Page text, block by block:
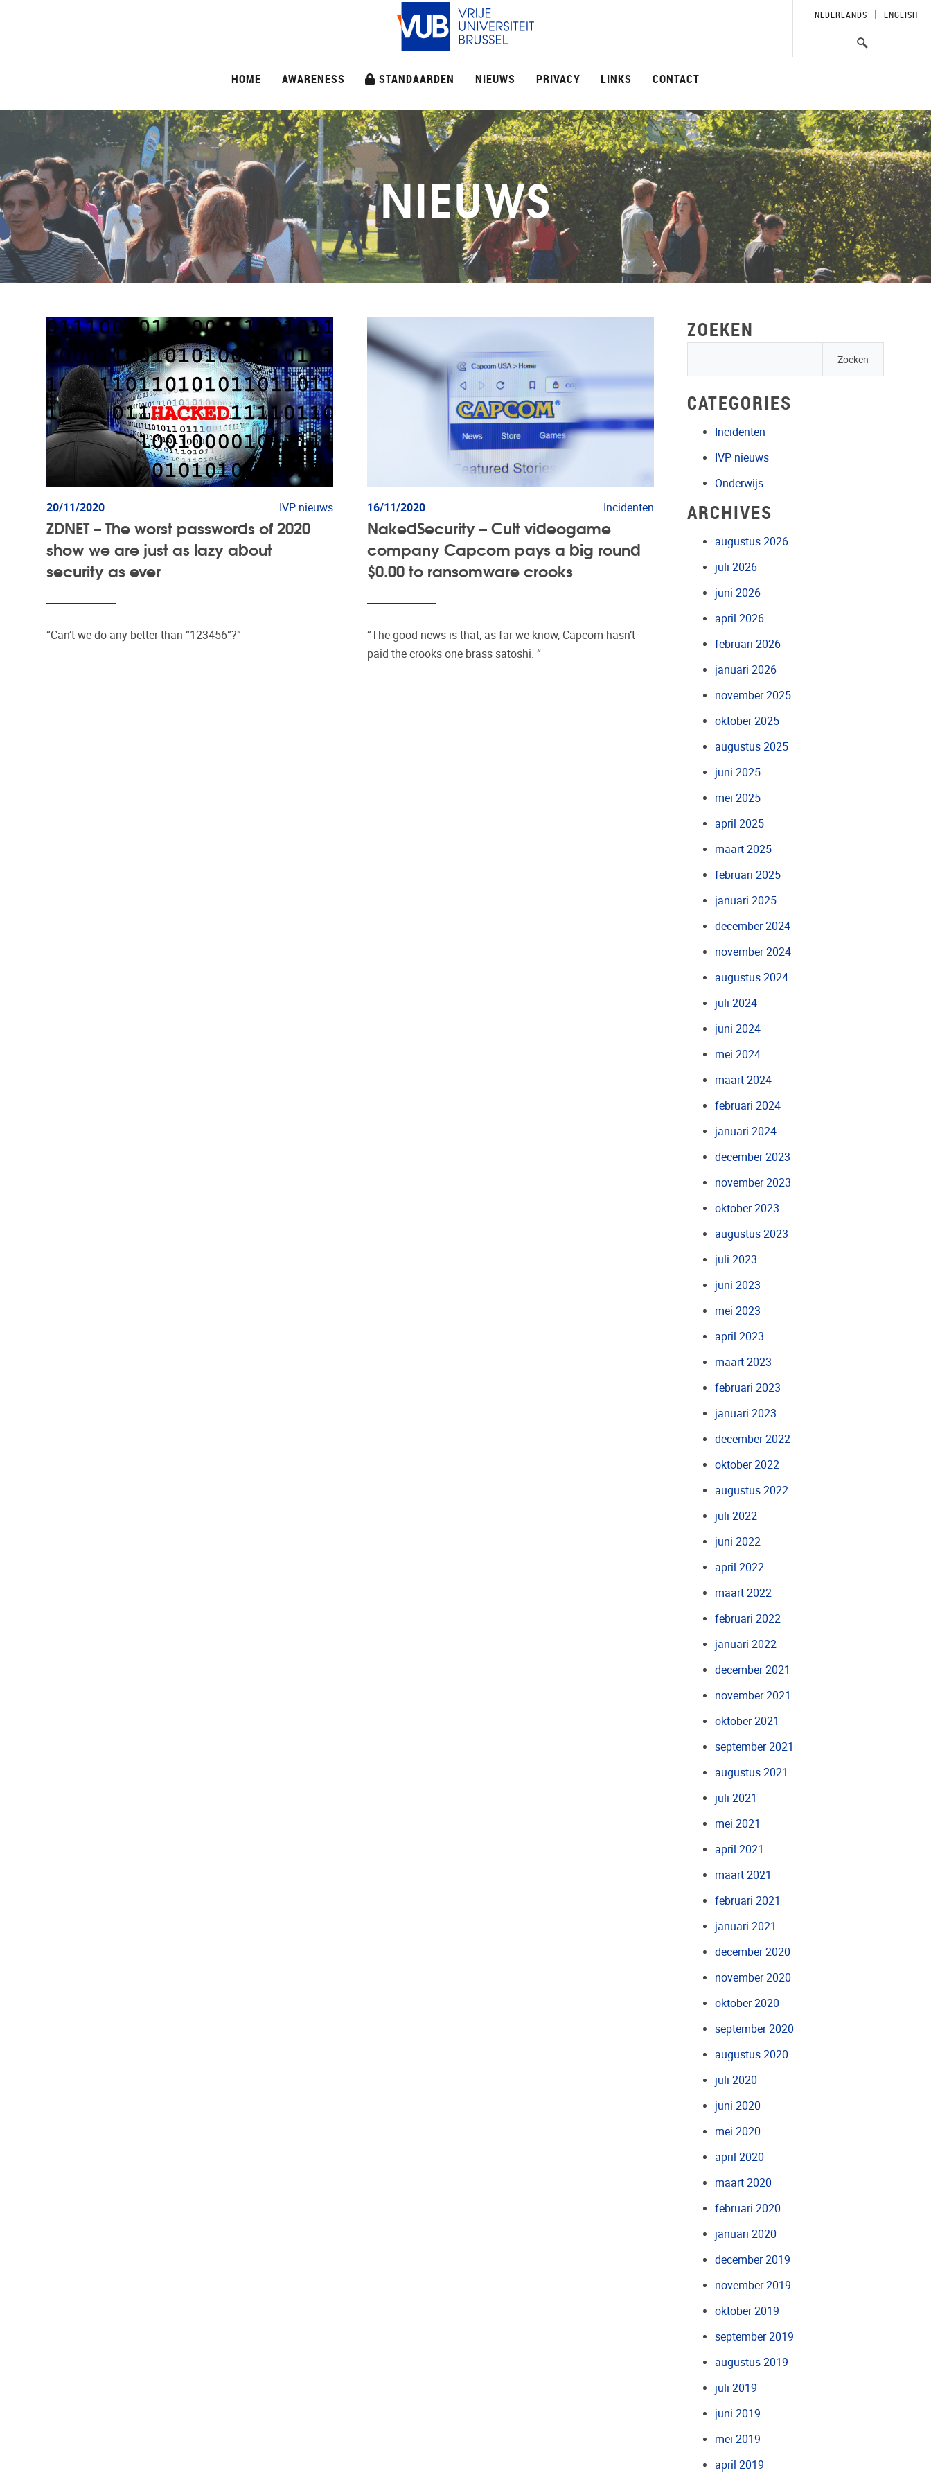
HOME AWARENESS STANDAARDEN NIEUWS PRIVACY LINKS CONTACT
NEDERLANDS ENGLISH
NIEUWS
20/11/2020 IVP nieuws
ZDNET – The worst passwords of 2020
show we are just as lazy about
security as ever
“Can’t we do any better than “123456”?”
16/11/2020 Incidenten
NakedSecurity – Cult videogame
company Capcom pays a big round
$0.00 to ransomware crooks
“The good news is that, as far we know, Capcom hasn’t
paid the crooks one brass satoshi. “
ZOEKEN
CATEGORIES
Incidenten
IVP nieuws
Onderwijs
ARCHIVES
augustus 2026
juli 2026
juni 2026
april 2026
februari 2026
januari 2026
november 2025
oktober 2025
augustus 2025
juni 2025
mei 2025
april 2025
maart 2025
februari 2025
januari 2025
december 2024
november 2024
augustus 2024
juli 2024
juni 2024
mei 2024
maart 2024
februari 2024
januari 2024
december 2023
november 2023
oktober 2023
augustus 2023
juli 2023
juni 2023
mei 2023
april 2023
maart 2023
februari 2023
januari 2023
december 2022
oktober 2022
augustus 2022
juli 2022
juni 2022
april 2022
maart 2022
februari 2022
januari 2022
december 2021
november 2021
oktober 2021
september 2021
augustus 2021
juli 2021
mei 2021
april 2021
maart 2021
februari 2021
januari 2021
december 2020
november 2020
oktober 2020
september 2020
augustus 2020
juli 2020
juni 2020
mei 2020
april 2020
maart 2020
februari 2020
januari 2020
december 2019
november 2019
oktober 2019
september 2019
augustus 2019
juli 2019
juni 2019
mei 2019
april 2019